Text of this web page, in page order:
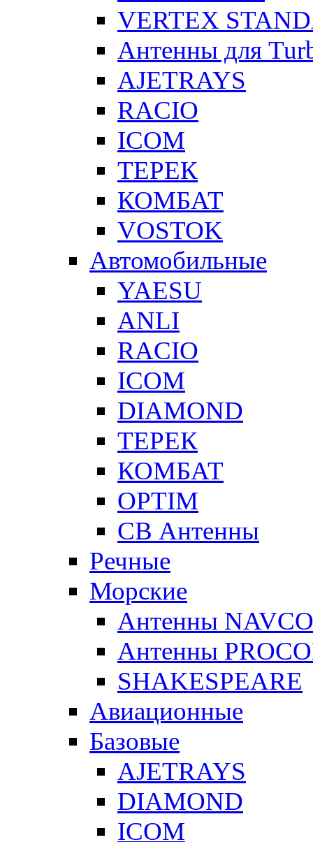
VERTEX
Антенны для
AJETRAYS
RACIO
ICOM
ТЕРЕК
КОМБАТ
VOSTOK
Автомобильные
YAESU
ANLI
RACIO
ICOM
DIAMOND
ТЕРЕК
КОМБАТ
OPTIM
CB Антенны
Речные
Морские
Антенны
Антенны
SHAKESPEARE
Авиационные
Базовые
AJETRAYS
DIAMOND
ICOM